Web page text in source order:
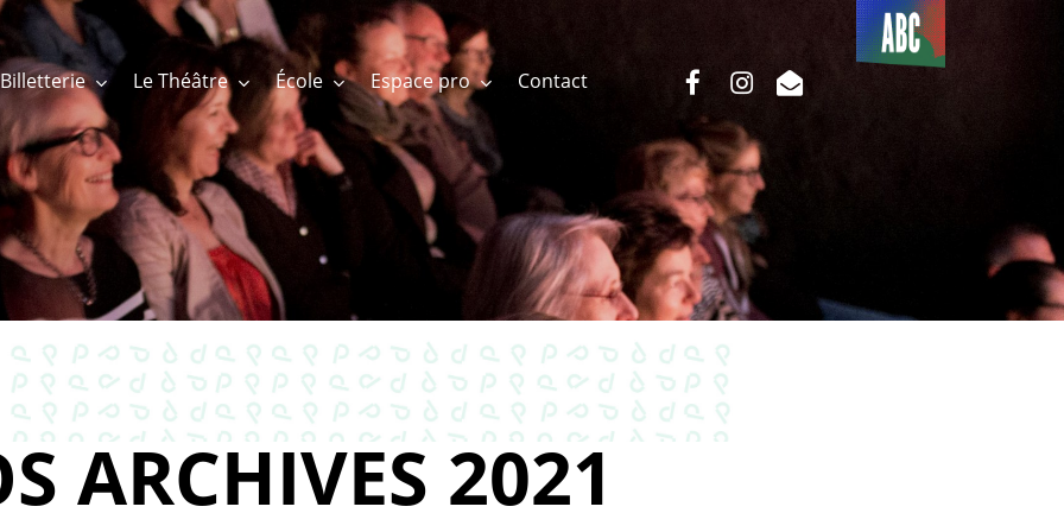
Billetterie Le Théâtre École Espace pro Contact
Du côté
de l’ABC
facebookinstagram
email
ARCHIVES 2021